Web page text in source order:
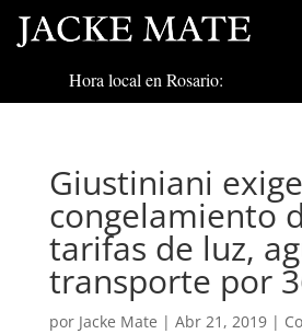
Hora local en Rosario:
Giustiniani exige
congelamiento
tarifas de luz,
transporte por
por Jacke Mate | Abr 21, 2019|